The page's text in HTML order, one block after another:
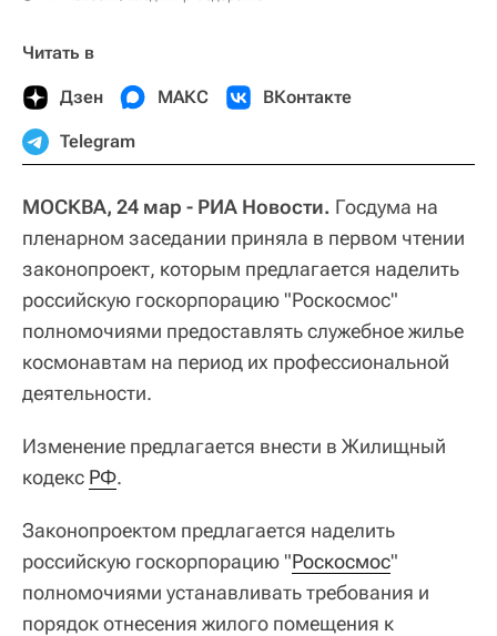
Читать в
Дзен МАКС ВКонтакте
Telegram
МОСКВА, 24 мар - РИА Новости. Госдума на
пленарном заседании приняла в первом чтении
законопроект, которым предлагается наделить
российскую госкорпорацию "Роскосмос"
полномочиями предоставлять служебное жилье
космонавтам на период их профессиональной
деятельности.
Изменение предлагается внести в Жилищный
кодекс РФ.
Законопроектом предлагается наделить
российскую госкорпорацию "Роскосмос"
полномочиями устанавливать требования и
порядок отнесения жилого помещения к